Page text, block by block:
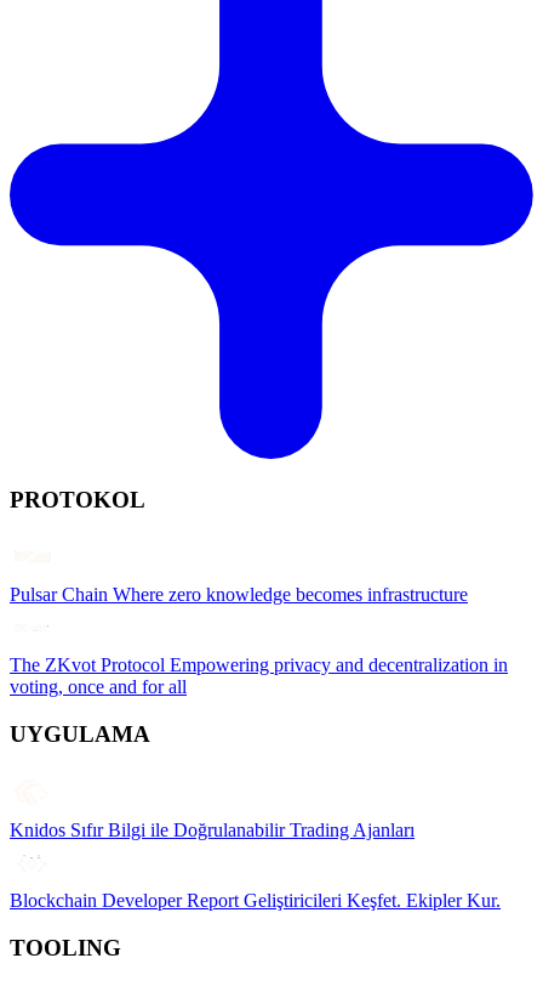
PROTOKOL
Pulsar Chain Where zero knowledge becomes infrastructure
The ZKvot Protocol Empowering privacy and decentralization in
voting, once and for all
UYGULAMA
Knidos Sıfır Bilgi ile Doğrulanabilir Trading Ajanları
Blockchain Developer Report Geliştiricileri Keşfet. Ekipler Kur.
TOOLING